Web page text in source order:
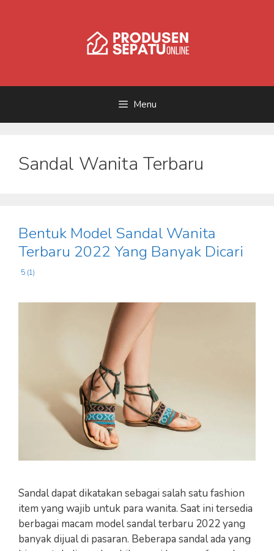
Menu
Sandal Wanita Terbaru
Bentuk Model Sandal Wanita
Terbaru 2022 Yang Banyak Dicari
5 (1)
Sandal dapat dikatakan sebagai salah satu fashion
item yang wajib untuk para wanita. Saat ini tersedia
berbagai macam model sandal terbaru 2022 yang
banyak dijual di pasaran. Beberapa sandal ada yang